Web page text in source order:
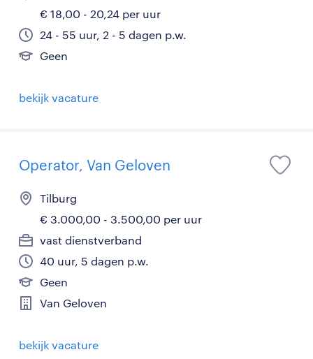
€ 18,00 - 20,24 per uur
24 - 55 uur, 2 - 5 dagen p.w.
Geen
bekijk vacature
Operator, Van Geloven
Tilburg
€ 3.000,00 - 3.500,00 per uur
vast dienstverband
40 uur, 5 dagen p.w.
Geen
Van Geloven
bekijk vacature